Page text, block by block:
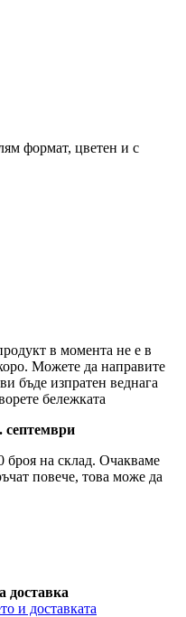
формат, цветен и с
в момента не е в
Можете да направите
бъде изпратен веднага
бележката
септември
на склад. Очакваме
повече, това може да
доставка
и доставката